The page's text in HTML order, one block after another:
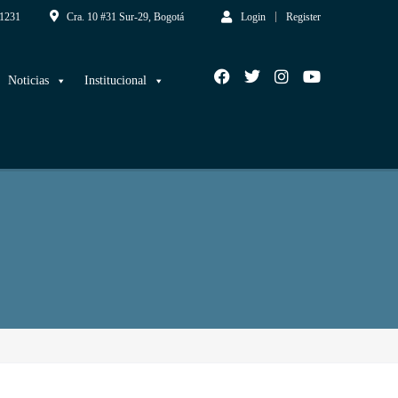
Login Register
Cra. 10 #31 Sur-29, Bogotá
Noticias Institucional